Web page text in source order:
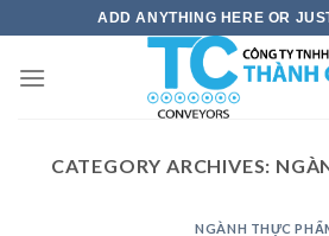
content
ADD ANYTHING HERE OR
CATEGORY ARCHIVES:
NGÀNH THỰC